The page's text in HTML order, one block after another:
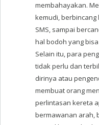
membahayakan.
kemudi, berbincang
SMS, sampai
hal bodoh yang
Selain itu, para
tidak perlu dan
dirinya atau
membuat orang
perlintasan kereta
bermawanan arah,